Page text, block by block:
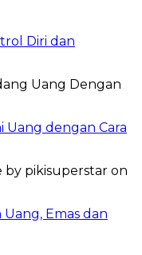
Diri dan
Uang dengan Cara
Emas dan